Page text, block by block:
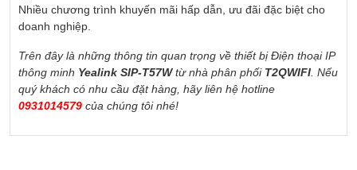
Nhiều chương trình khuyến mãi hấp dẫn, ưu đãi đặc biệt cho
doanh nghiệp.
Trên đây là những thông tin quan trọng về thiết bị Điện thoại IP
thông minh Yealink SIP-T57Wtừ nhà phân phối T2QWIFI . Nếu
quý khách có nhu cầu đặt hàng, hãy liên hệ hotline
0931014579 của chúng tôi nhé!